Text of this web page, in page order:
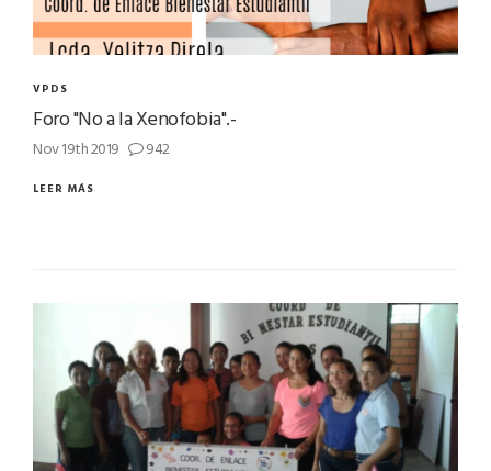
VPDS
Foro "No a la Xenofobia".-
Nov 19th 2019 942
LEER MÁS